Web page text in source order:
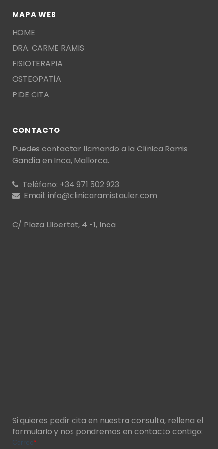
MAPA WEB
HOME
DRA. CARME RAMIS
FISIOTERAPIA
OSTEOPATÍA
PIDE CITA
CONTACTO
Puedes contactar llamando a la Clínica Ramis
Gandía en Inca, Mallorca.
Teléfono: +34 971 502 923
Email: info@clinicaramistauler.com
C/ Plaza Llibertat, 4 -1, Inca
Si quieres pedir cita en nuestra consulta, rellena el
formulario y nos pondremos en contacto contigo: